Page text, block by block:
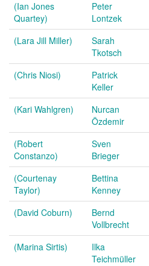
(Ian Jones
Quartey)
Peter
Lontzek
(Lara Jill Miller)
Sarah
Tkotsch
(Chris Niosi)
Patrick
Keller
(Kari Wahlgren)
Nurcan
Özdemir
(Robert
Constanzo)
Sven
Brieger
(Courtenay
Taylor)
Bettina
Kenney
(David Coburn)
Bernd
Vollbrecht
(Marina Sirtis)
Ilka
Teichmüller